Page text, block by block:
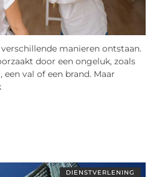
manieren ontstaan.
door een ongeluk, zoals
een val of een brand. Maar
DIENSTVERLENING